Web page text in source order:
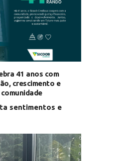
41 anos com
crescimento e
sentimentos e